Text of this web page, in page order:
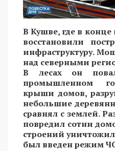
В Кушве, где в
восстановили
инфраструктуру.
над северными
В лесах он
промышленном
крыши домов,
небольшие
сравнял с землей.
повредил сотни
строений
был введен режим